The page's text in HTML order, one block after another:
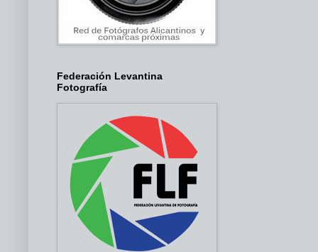
Federación Levantina
Fotografía